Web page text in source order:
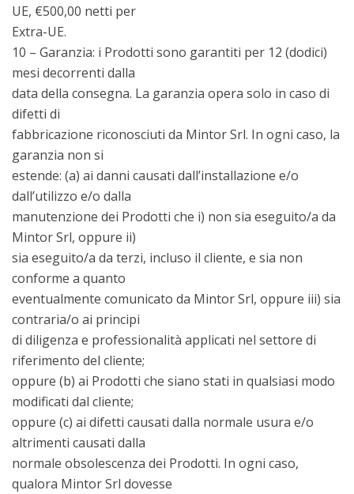
UE, €500,00 netti per
Extra-UE.
10 – Garanzia: i Prodotti sono garantiti per 12 (dodici)
mesi decorrenti dalla
data della consegna. La garanzia opera solo in caso di
difetti di
fabbricazione riconosciuti da Mintor Srl. In ogni caso, la
garanzia non si
estende: (a) ai danni causati dall’installazione e/o
dall’utilizzo e/o dalla
manutenzione dei Prodotti che i) non sia eseguito/a da
Mintor Srl, oppure ii)
sia eseguito/a da terzi, incluso il cliente, e sia non
conforme a quanto
eventualmente comunicato da Mintor Srl, oppure iii) sia
contraria/o ai principi
di diligenza e professionalità applicati nel settore di
riferimento del cliente;
oppure (b) ai Prodotti che siano stati in qualsiasi modo
modificati dal cliente;
oppure (c) ai difetti causati dalla normale usura e/o
altrimenti causati dalla
normale obsolescenza dei Prodotti. In ogni caso,
qualora Mintor Srl dovesse